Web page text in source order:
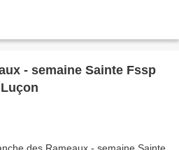
- semaine Sainte Fssp